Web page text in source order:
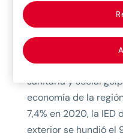
América Latina hacia
43.253 millones de
una marcada
No obstante, el
sanitaria y social
economía de la
7,4% en 2020, la IED
exterior se hundió el